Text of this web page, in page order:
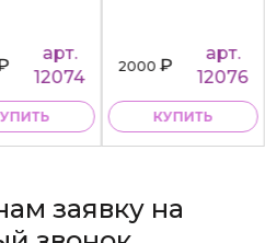
арт.
12076
2100 ₽
арт.
12075
КУПИТЬ
заявку на